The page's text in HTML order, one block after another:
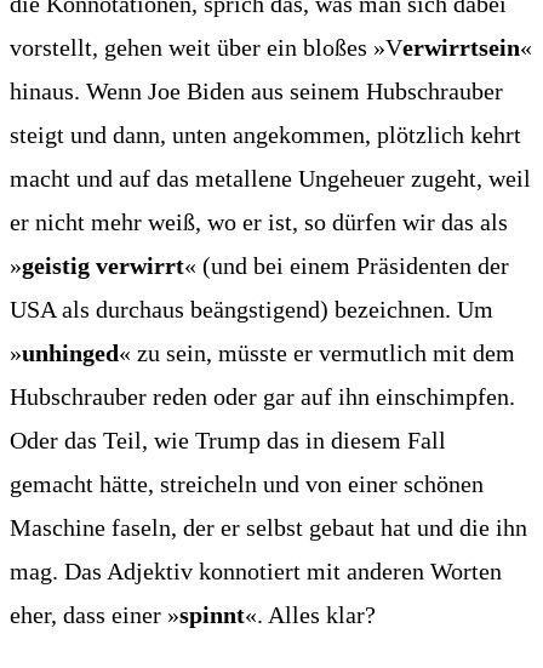
vor­stellt, gehen weit über ein blo­ßes »Verwirrt­sein«
hin­aus. Wenn Joe Biden aus sei­nem Hub­schrau­ber
steigt und dann, unten ange­kom­men, plötz­lich kehrt
macht und auf das metal­le­ne Unge­heu­er zugeht, weil
er nicht mehr weiß, wo er ist, so dür­fen wir das als
»geis­tig ver­wirrt« (und bei einem Prä­si­den­ten der
USA als durch­aus beängs­ti­gend) bezeich­nen. Um
»unhin­ged« zu sein, müss­te er ver­mut­lich mit dem
Hub­schrau­ber reden oder gar auf ihn ein­schimp­fen.
Oder das Teil, wie Trump das in die­sem Fall
gemacht hät­te, strei­cheln und von einer schö­nen
Maschi­ne faseln, der er selbst gebaut hat und die ihn
mag. Das Adjek­tiv kon­no­tiert mit ande­ren Wor­ten
eher, dass einer »spinnt«. Alles klar?